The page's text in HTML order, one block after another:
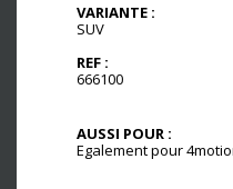
VARIANTE :
SUV
REF :
666100
AUSSI POUR :
Egalement pour